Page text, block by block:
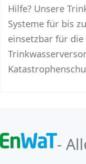
Hilfe? Unsere
Systeme für bis
einsetzbar für
-